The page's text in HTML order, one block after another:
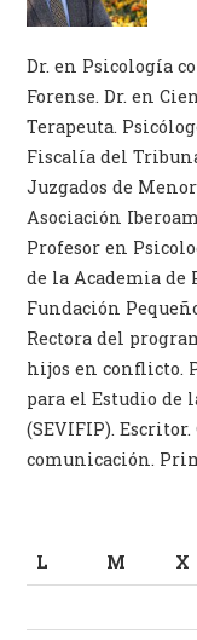
Dr. en Psicología
Forense. Dr. en
Terapeuta.
Fiscalía del
Juzgados de
Asociación
Profesor en
de la Academia de
Fundación
Rectora del
hijos en conflicto.
para el Estudio
(SEVIFIP).
comunicación.
L
M X